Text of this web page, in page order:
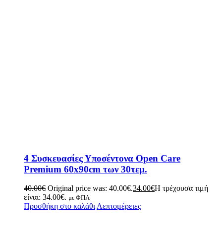
4 Συσκευασίες Υποσέντονα Open Care
Premium 60x90cm των 30τεμ.
40.00€ Original price was: 40.00€.34.00€Η τρέχουσα τιμή
είναι: 34.00€. με ΦΠΑ
Προσθήκη στο καλάθι Λεπτομέρειες